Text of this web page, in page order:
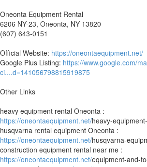
Oneonta Equipment Rental
6206 NY-23, Oneonta, NY 13820
(607) 643-0151
Official Website: https://oneontaequipment.net/
Google Plus Listing: https://www.google.com/
ci....d=141056798815919875
Other Links
heavy equipment rental Oneonta :
https://oneontaequipment.net/heavy-
husqvarna rental equipment Oneonta :
https://oneontaequipment.net/husqvarna-
construction equipment rental near me :
https://oneontaequipment.net/equipment-and-